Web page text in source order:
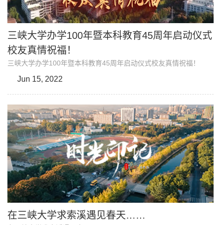
三峡大学办学100年暨本科教育45周年启动仪式
校友真情祝福！
三峡大学办学100年暨本科教育45周年启动仪式校友真情祝福！
Jun 15, 2022
在三峡大学求索溪遇见春天……